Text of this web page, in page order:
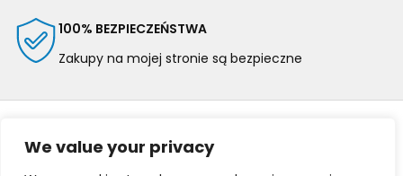
We value your privacy
100% BEZPIECZEŃSTWA
Zakupy na mojej stronie są bezpieczne